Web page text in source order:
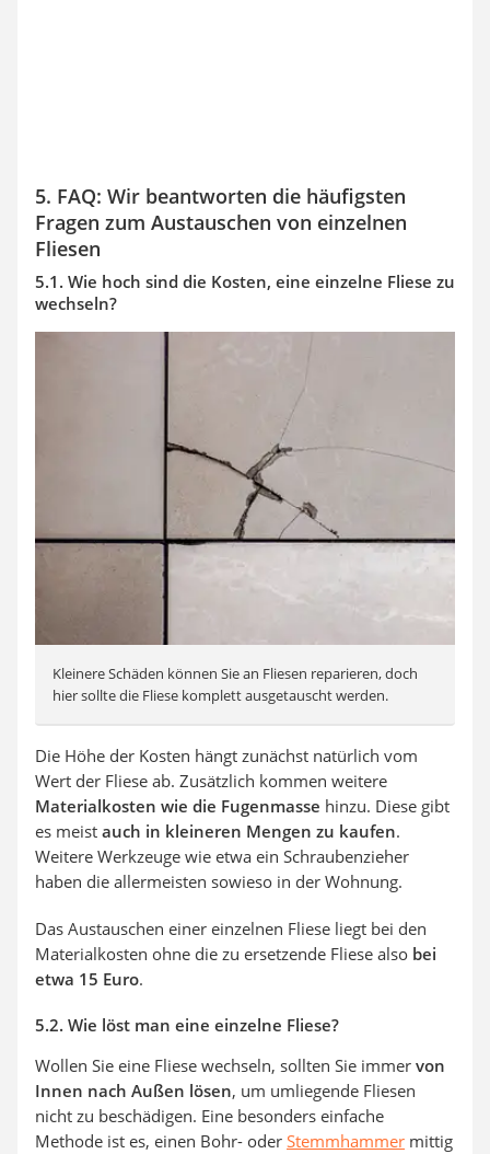
5. FAQ: Wir beantworten die häufigsten
Fragen zum Austauschen von einzelnen
Fliesen
5.1. Wie hoch sind die Kosten, eine einzelne Fliese zu
wechseln?
Kleinere Schäden können Sie an Fliesen reparieren, doch
hier sollte die Fliese komplett ausgetauscht werden.
Die Höhe der Kosten hängt zunächst natürlich vom
Wert der Fliese ab. Zusätzlich kommen weitere
Materialkosten wie die Fugenmasse hinzu. Diese gibt
es meist auch in kleineren Mengen zu kaufen.
Weitere Werkzeuge wie etwa ein Schraubenzieher
haben die allermeisten sowieso in der Wohnung.
Das Austauschen einer einzelnen Fliese liegt bei den
Materialkosten ohne die zu ersetzende Fliese also bei
etwa 15 Euro.
5.2. Wie löst man eine einzelne Fliese?
Wollen Sie eine Fliese wechseln, sollten Sie immer von
Innen nach Außen lösen, um umliegende Fliesen
nicht zu beschädigen. Eine besonders einfache
Methode ist es, einen Bohr- oder Stemmhammer mittig